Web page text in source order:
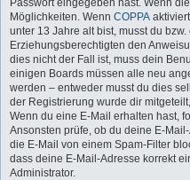
Passwort eingegeben hast. Wenn
Möglichkeiten. Wenn COPPA
unter 13 Jahre alt bist, musst du
Erziehungsberechtigten den
dies nicht der Fall ist, muss dein
einigen Boards müssen alle neu
werden – entweder musst du dies
der Registrierung wurde dir
Wenn du eine E-Mail erhalten hast,
Ansonsten prüfe, ob du deine E-
die E-Mail von einem Spam-Filter
dass deine E-Mail-Adresse korrekt
Administrator.